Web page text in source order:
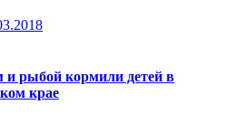
рыбой кормили детей в
крае